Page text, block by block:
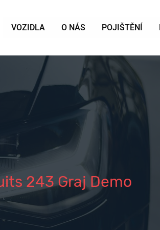
VOZIDLA O NÁS POJIŠTĚNÍ
243 Graj Demo